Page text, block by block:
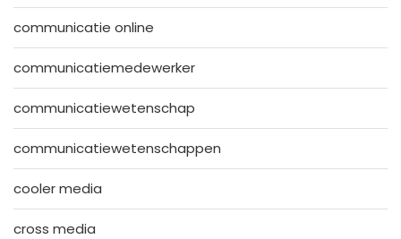
communicatie online
communicatiemedewerker
communicatiewetenschap
communicatiewetenschappen
cooler media
cross media